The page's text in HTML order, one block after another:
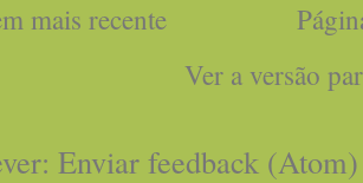
mais recente
Ver a versão
Enviar feedback (Atom)